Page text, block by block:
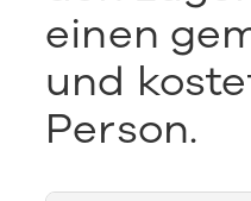
einen
und
Person.